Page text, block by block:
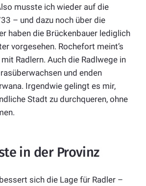
musste ich wieder auf die
– und dazu noch über die
haben die Brückenbauer lediglich
vorgesehen. Rochefort meint’s
Radlern. Auch die Radlwege in
und enden
Irgendwie gelingt es mir,
Stadt zu durchqueren, ohne
in der Provinz
sich die Lage für Radler –